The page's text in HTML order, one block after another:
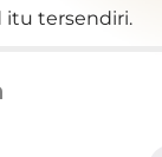
itu tersendiri.